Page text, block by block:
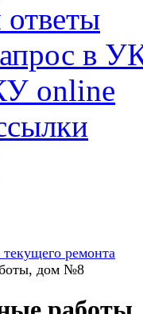
в
online
ремонта
дом №8